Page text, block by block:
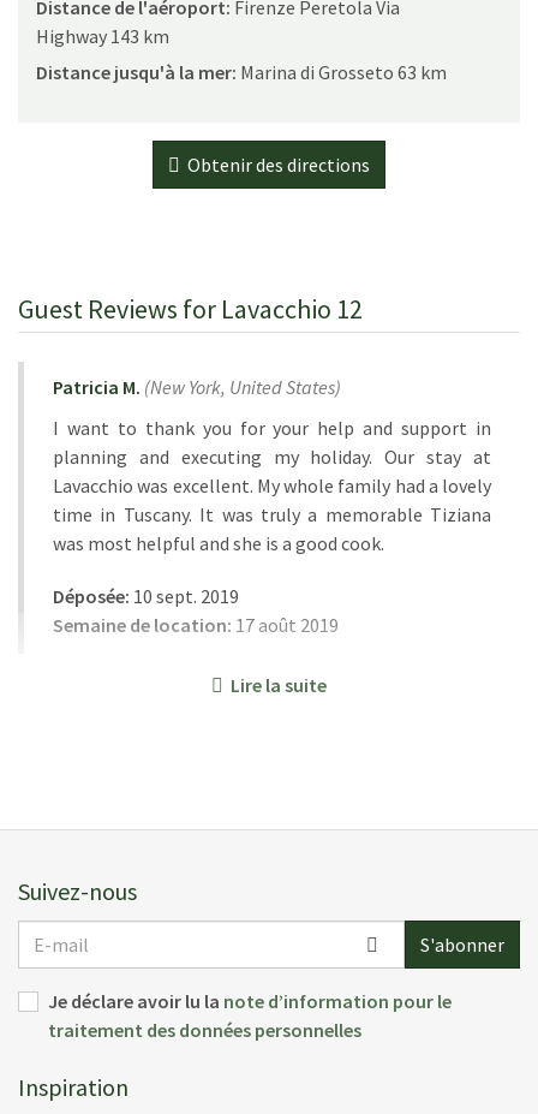
Distance de l'aéroport: Firenze Peretola Via
Highway 143 km
Distance jusqu'à la mer: Marina di Grosseto 63 km
Obtenir des directions
Guest Reviews for Lavacchio 12
Patricia M. (New York, United States)
I want to thank you for your help and support in
planning and executing my holiday. Our stay at
Lavacchio was excellent. My whole family had a lovely
time in Tuscany. It was truly a memorable Tiziana
was most helpful and she is a good cook.
Déposée: 10 sept. 2019
Semaine de location: 17 août 2019
garden, the countryside
Déposée:10 sept. 2016
Semaine de location:27 août 2016
We are still basking in the wonder of Lavacchio. Our
Lire la suite
Suivez-nous
mail
S'abonner
Je déclare avoir lu la note d’information pour le
traitement des données personnelles
Inspiration